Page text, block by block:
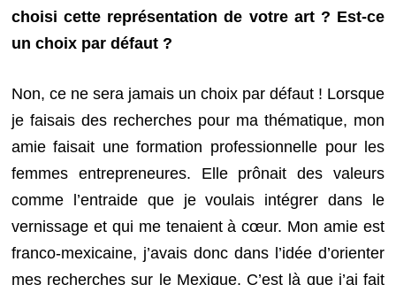
choisi cette représentation de votre art ? Est-ce
un choix par défaut ?
Non, ce ne sera jamais un choix par défaut ! Lorsque
je faisais des recherches pour ma thématique, mon
amie faisait une formation professionnelle pour les
femmes entrepreneures. Elle prônait des valeurs
comme l’entraide que je voulais intégrer dans le
vernissage et qui me tenaient à cœur. Mon amie est
franco-mexicaine, j’avais donc dans l’idée d’orienter
mes recherches sur le Mexique. C’est là que j’ai fait